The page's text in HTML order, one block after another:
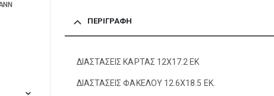
ΠΕΡΙΓΡΑΦΉ
ΔΙΑΣΤΑΣΕΙΣ ΚΑΡΤΑΣ 12Χ17.2 ΕΚ
ΔΙΑΣΤΑΣΕΙΣ ΦΑΚΕΛΟΥ 12.6Χ18.5 ΕΚ.